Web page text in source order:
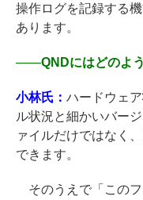
操作ログを記録する
あります。
――QNDにはどのよ
小林氏： ハードウェ
ル状況と細かいバー
ァイルだけではなく
できます。
そのうえで「このフ